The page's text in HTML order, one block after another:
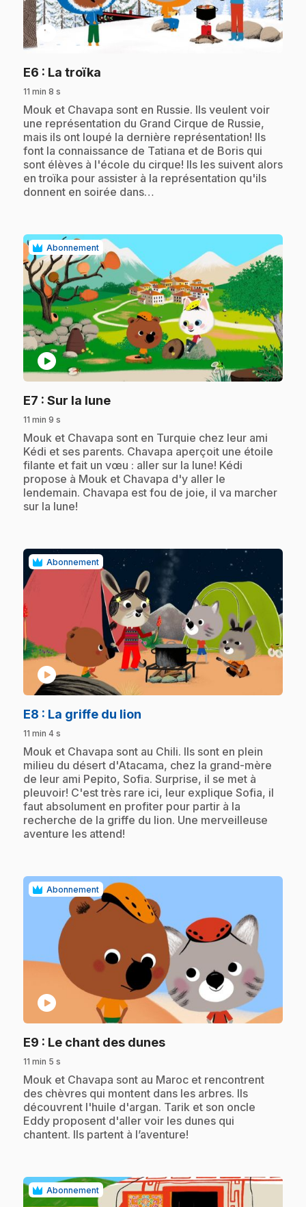
play_circle
E6 : La troïka
11 min 8 s
.Mouk et Chavapa sont en Russie. Ils veulent voir
une représentation du Grand Cirque de Russie,
mais ils ont loupé la dernière représentation! Ils
font la connaissance de Tatiana et de Boris qui
sont élèves à l'école du cirque! Ils les suivent alors
en troïka pour assister à la représentation qu'ils
donnent en soirée dans…
Abonnement
play_circle
E7 : Sur la lune.
11 min 9 s
.Mouk et Chavapa sont en Turquie chez leur ami
Kédi et ses parents. Chavapa aperçoit une étoile
filante et fait un vœu : aller sur la lune! Kédi
propose à Mouk et Chavapa d'y aller le
lendemain. Chavapa est fou de joie, il va marcher
sur la lune!
Abonnement
play_circle
E8 : La griffe du lion
11 min 4 s
.Mouk et Chavapa sont au Chili. Ils sont en plein
milieu du désert d'Atacama, chez la grand-mère
de leur ami Pepito, Sofia. Surprise, il se met à
pleuvoir! C'est très rare ici, leur explique Sofia, il
faut absolument en profiter pour partir à la
recherche de la griffe du lion. Une merveilleuse
aventure les attend!
Abonnement
play_circle
E9 : Le chant des dunes.
11 min 5 s
.Mouk et Chavapa sont au Maroc et rencontrent
des chèvres qui montent dans les arbres. Ils
découvrent l'huile d'argan. Tarik et son oncle
Eddy proposent d'aller voir les dunes qui
chantent. Ils partent à l’aventure!
Abonnement